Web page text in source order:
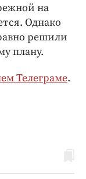
на
Однако
решили
плану.
Телеграме.